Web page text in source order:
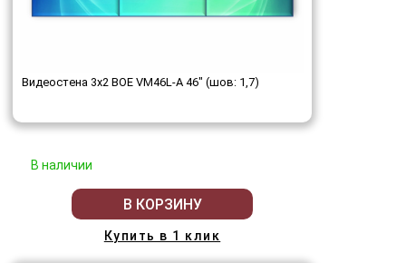
Видеостена 3x2 BOE VM46L-A 46" (шов: 1,7)
В наличии
В КОРЗИНУ
Купить в 1 клик